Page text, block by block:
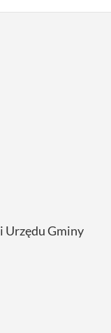
Urzędu Gminy